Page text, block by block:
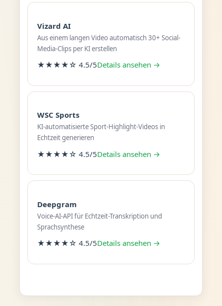
Vizard AI
Aus einem langen Video automatisch 30+ Social-
Media-Clips per KI erstellen
★★★★☆ 4.5/5Details ansehen →
WSC Sports
KI-automatisierte Sport-Highlight-Videos in
Echtzeit generieren
★★★★☆ 4.5/5Details ansehen →
Deepgram
Voice-AI-API für Echtzeit-Transkription und
Sprachsynthese
★★★★☆ 4.5/5Details ansehen →